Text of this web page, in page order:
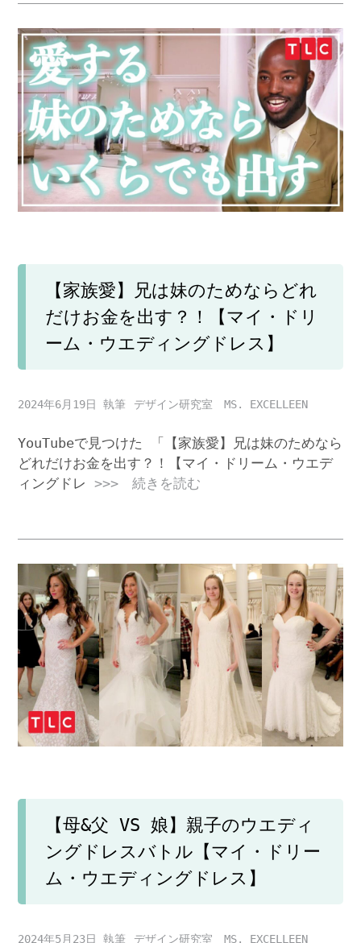
【家族愛】兄は妹のためならどれ
だけお金を出す？！【マイ・ドリ
ーム・ウエディングドレス】
2024年6月19日 デザイン研究室 MS. EXCELLEEN
YouTubeで見つけた 「【家族愛】兄は妹のためなら
どれだけお金を出す？！【マイ・ドリーム・ウエデ
ィングドレ >>> 続きを読む
【母&父 VS 娘】親子のウエディ
ングドレスバトル【マイ・ドリー
ム・ウエディングドレス】
2024年5月23日 デザイン研究室 MS. EXCELLEEN